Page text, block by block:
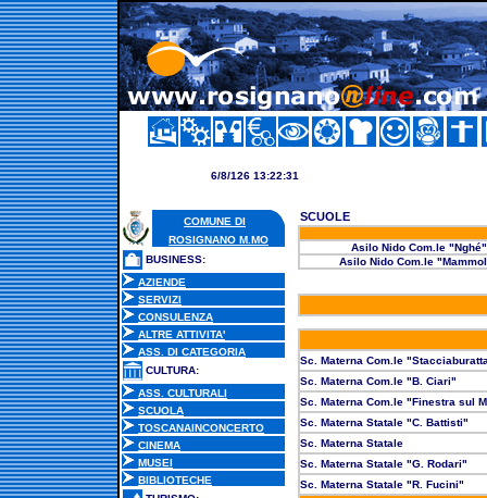
6/8/126 13:22:32
COMUNE DI
ROSIGNANO M.MO
BUSINESS:
AZIENDE
SERVIZI
CONSULENZA
ALTRE ATTIVITA'
ASS. DI CATEGORIA
CULTURA:
ASS. CULTURALI
SCUOLA
TOSCANAINCONCERTO
CINEMA
MUSEI
BIBLIOTECHE
SCUOLE
Asilo Nido Com.le "Nghé"
Asilo Nido Com.le
Sc. Materna Com.le
Sc. Materna Com.le "B. Ciari"
Sc. Materna Com.le "Finestra sul
Sc. Materna Statale "C. Battisti"
Sc. Materna Statale
Sc. Materna Statale "G. Rodari"
Sc. Materna Statale "R. Fucini"